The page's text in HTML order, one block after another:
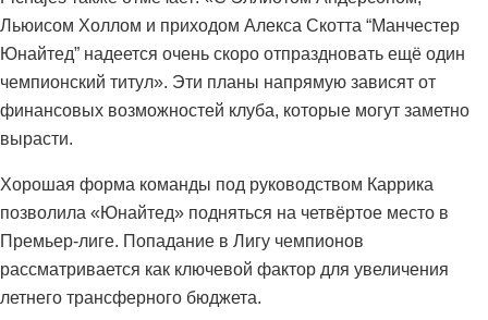
Льюисом Холлом и приходом Алекса Скотта “Манчестер
Юнайтед” надеется очень скоро отпраздновать ещё один
чемпионский титул». Эти планы напрямую зависят от
финансовых возможностей клуба, которые могут заметно
вырасти.
Хорошая форма команды под руководством Каррика
позволила «Юнайтед» подняться на четвёртое место в
Премьер-лиге. Попадание в Лигу чемпионов
рассматривается как ключевой фактор для увеличения
летнего трансферного бюджета.